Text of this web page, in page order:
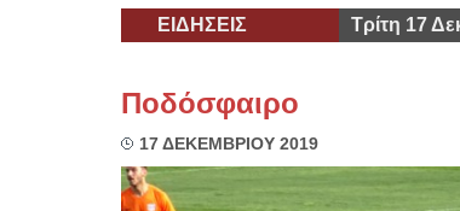
ΕΙΔΗΣΕΙΣ Τρίτη 17
Ποδόσφαιρο
17 ΔΕΚΕΜΒΡΙΟΥ 2019